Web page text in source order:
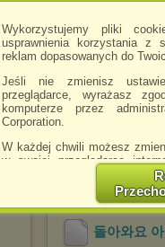
Wykorzystujemy pliki
usprawnienia korzystania z
reklam dopasowanych do
Jeśli nie zmienisz
przeglądarce, wyrażasz
komputerze przez
Corporation.
W każdej chwili możesz
w swojej przeglądarce
http://
Jednocześnie informujemy
spowodować ograniczenie
W przypadku braku twojej
돌아와요
oglądaj
z chomika
돌아와요